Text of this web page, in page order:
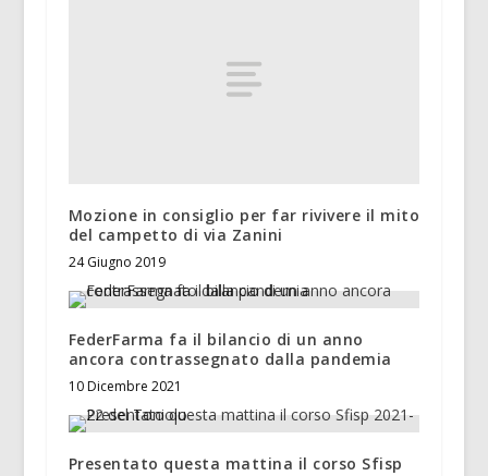
Mozione in consiglio per far rivivere il mito
del campetto di via Zanini
24 Giugno 2019
FederFarma fa il bilancio di un anno
ancora contrassegnato dalla pandemia
10 Dicembre 2021
Presentato questa mattina il corso Sfisp